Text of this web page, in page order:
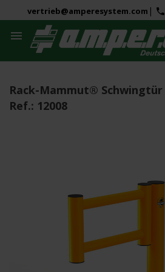
vertrieb@amperesystem.com | phone

Rack-Mammut® Schwingtür
Ref.: 12008